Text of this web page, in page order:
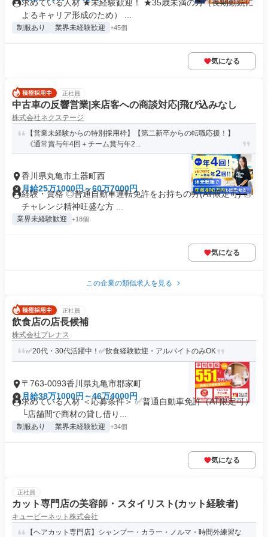
求めている人材 ★未経験歓迎！ ★35歳未満の方（長期勤続に
よるキャリア形成のため） ...
制服あり 業界未経験歓迎 +45個
気になる
正社員
中古車の反響営業|来店客への商談対応|飛び込みなし
株式会社ネクステージ
【営業未経験からの特別採用枠】【第二新卒からの転職応援！】
《通常賞与年4回＋チーム賞与年2...
香川県丸亀市土器町西
月給25万1000円～60万7000円
経験・資格 ◎普通自動車運転免許をお持ちの方(AT限定可) ◎
チャレンジ精神旺盛な方 ...
業界未経験歓迎 +18個
気になる
この企業の類似求人を見る
正社員
飲食店の店長候補
株式会社プレナス
✅20代・30代活躍中！✅飲食経験歓迎・アルバイトのみOK
〒763-0093香川県丸亀市郡家町
月給38万1000円～46万4000円
求めている人材 ＜応募条件＞ ✅普通自動車免許（AT限定可）
└店舗間で商材の貸し借り...
制服あり 業界未経験歓迎 +34個
気になる
正社員
カット専門店の美容師・スタイリスト(カット経験者)
キュービーネット株式会社
【ヘアカット専門店】シャンプー・カラー・ノルマ・時間外練習な